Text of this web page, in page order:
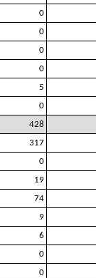
0
0
0
0
5
0
428
317
0
19
74
9
6
0
0